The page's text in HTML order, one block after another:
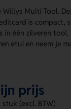
Willys Multi Tool.
is compact,
één zilveren tool.
etui en neem je
Voorzijde
de Willys
prijs
stuk (excl. BTW)